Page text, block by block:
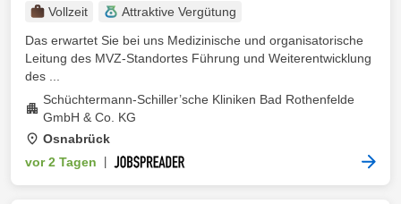
Vollzeit
Attraktive Vergütung
Das erwartet Sie bei uns Medizinische und organisatorische
Leitung des MVZ-Standortes Führung und Weiterentwicklung
des ...
Schüchtermann-Schiller’sche Kliniken Bad Rothenfelde
GmbH & Co. KG
Osnabrück
vor 2 Tagen